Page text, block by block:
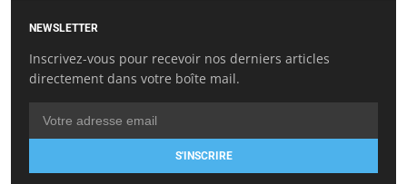
NEWSLETTER
Inscrivez-vous pour recevoir nos derniers articles
directement dans votre boîte mail.
S'INSCRIRE